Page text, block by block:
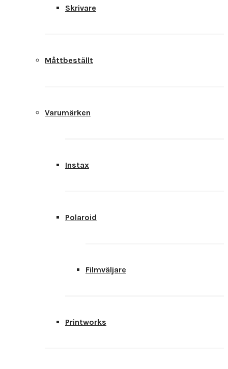
Skrivare
Måttbeställt
Varumärken
Instax
Polaroid
Filmväljare
Printworks